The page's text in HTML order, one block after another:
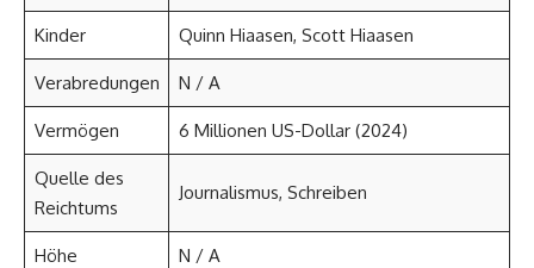
Kinder Quinn Hiaasen, Scott Hiaasen
Verabredungen N / A
Vermögen 6 Millionen US-Dollar (2024)
Quelle des
Reichtums
Journalismus, Schreiben
Höhe N / A